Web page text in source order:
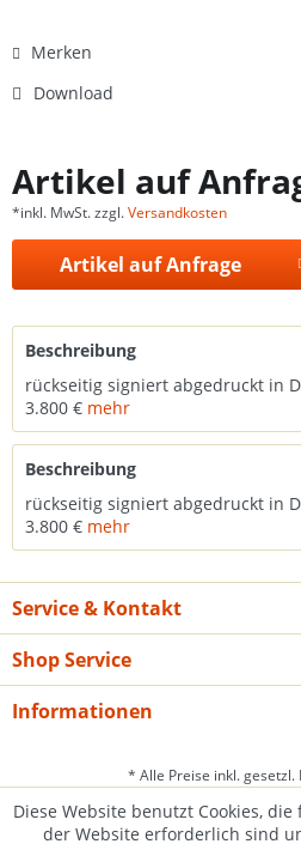
Merken
Download
Artikel auf
*inkl. MwSt. zzgl.Versandkosten
Artikel auf Anfrage
Beschreibung
rückseitig signiert abgedruckt in
3.800 € mehr
Beschreibung
rückseitig signiert abgedruckt in
3.800 € mehr
Service & Kontakt
Shop Service
Informationen
* Alle Preise inkl.
Diese Website benutzt Cookies,
der Website erforderlich sind